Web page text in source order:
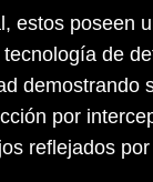
estos poseen
de
demostrando
por
reflejados